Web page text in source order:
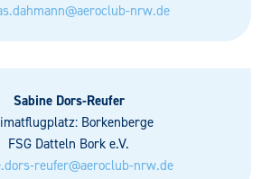
nrw.de
Sabine Dors-Reufer
Borkenberge
FSG Datteln Bork e.V.
reufer@aeroclub-nrw.de